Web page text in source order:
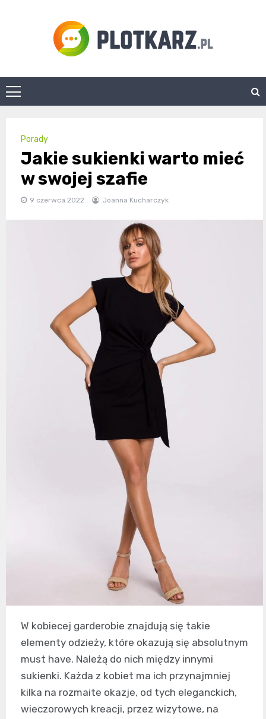
Plotkarz.pl
Porady
Jakie sukienki warto mieć
w swojej szafie
9 czerwca 2022 Joanna Kucharczyk
W kobiecej garderobie znajdują się takie
elementy odzieży, które okazują się absolutnym
must have. Należą do nich między innymi
sukienki. Każda z kobiet ma ich przynajmniej
kilka na rozmaite okazje, od tych eleganckich,
wieczorowych kreacji, przez wizytowe, na